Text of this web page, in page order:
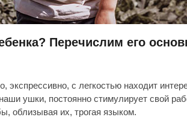
Перечислим его
экспрессивно, с легкостью находит
ушки, постоянно стимулирует свой
облизывая их, трогая языком.